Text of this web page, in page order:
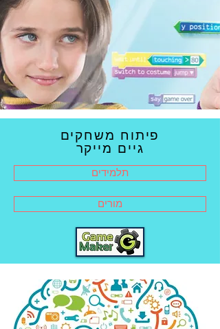
פיתוח משחקים
גיים מייקר
תלמידים
מורים